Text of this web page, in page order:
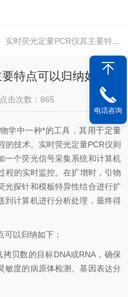
实时荧光定量PCR仪其主要特点可以归纳如下
特点可以归纳如下
点击次数：865
学中一种*的工具，其用于定量
的技术。实时荧光定量PCR仪则
一个荧光信号采集系统和计算机
程的实时监控。在扩增时，引物
光探针和模板特异性结合进行扩
到计算机进行分析处理，最终得
可以归纳如下：
贝数的目标DNA或RNA，确保
敏度的病原体检测、基因表达分
电话咨询